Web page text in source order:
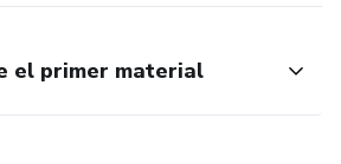
el primer material